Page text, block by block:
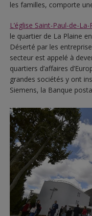
les familles, comporte
L’église Saint-Paul-de-La-
le quartier de La Plaine
Déserté par les
secteur est appelé à
quartiers d’affaires
grandes sociétés y ont
Siemens, la Banque